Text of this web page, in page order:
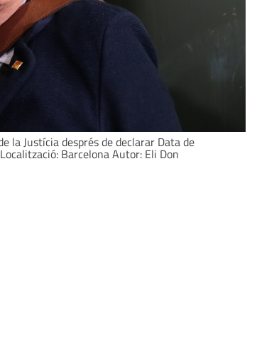
la Justícia després de declarar Data de
Barcelona Autor: Eli Don